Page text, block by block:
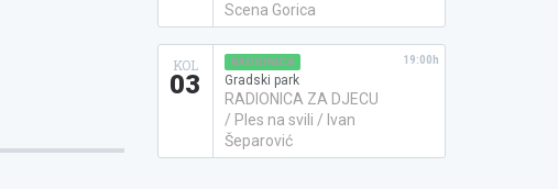
Scena Gorica
KOL
03
RADIONICA
Gradski park
RADIONICA ZA DJECU
/ Ples na svili / Ivan
Šeparović
19:00h